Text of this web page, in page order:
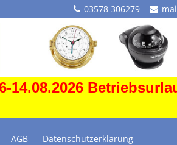
03578 306279
14.08.2026
AGB Datenschutzerklärung